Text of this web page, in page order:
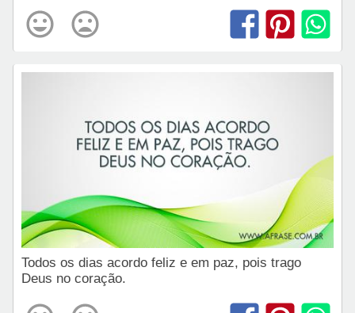
Todos os dias acordo feliz e em paz, pois trago
Deus no coração.